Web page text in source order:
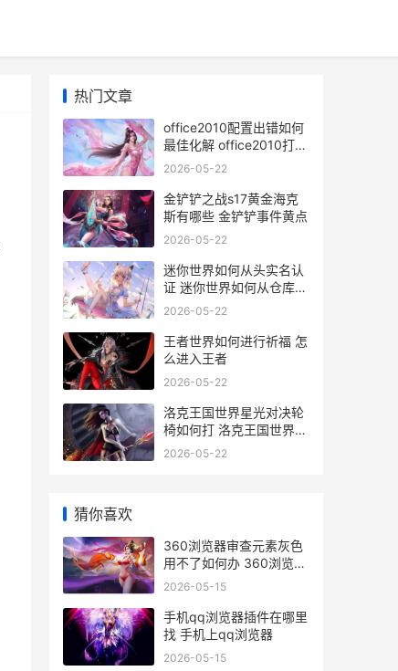
热门文章
office2010配置出错如何
最佳化解 office2010打开
时老是配置
2026-05-22
金铲铲之战s17黄金海克
斯有哪些 金铲铲事件黄点
2026-05-22
迷你世界如何从头实名认
证 迷你世界如何从仓库中
提取东西
2026-05-22
王者世界如何进行祈福 怎
么进入王者
2026-05-22
洛克王国世界星光对决轮
椅如何打 洛克王国世界星
尘虫
2026-05-22
猜你喜欢
360浏览器审查元素灰色
用不了如何办 360浏览器
审查元素
2026-05-15
手机qq浏览器插件在哪里
找 手机上qq浏览器
2026-05-15